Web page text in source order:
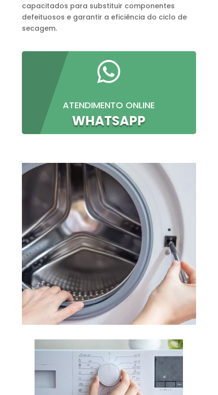
capacitados para substituir componentes
defeituosos e garantir a eficiência do ciclo de
secagem.

ATENDIMENTO ONLINE
WHATSAPP